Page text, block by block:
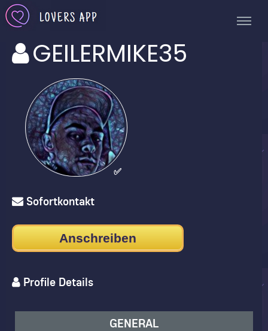
GEILERMIKE35
✅
Sofortkontakt
Anschreiben
Profile Details
GENERAL